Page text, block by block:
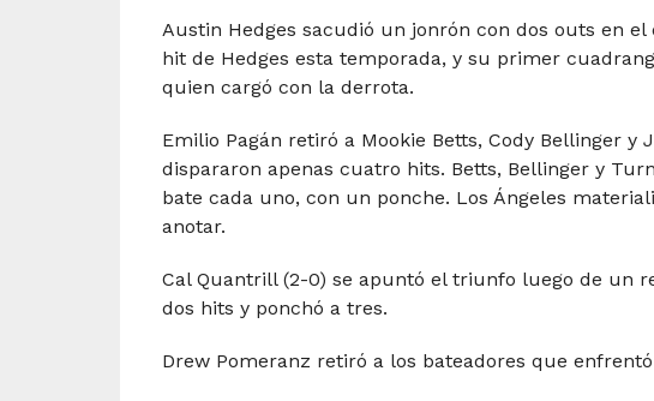
Austin Hedges sacudió un jonrón con dos outs en
hit de Hedges esta temporada, y su primer
quien cargó con la derrota.
Emilio Pagán retiró a Mookie Betts, Cody Bellinger y
dispararon apenas cuatro hits. Betts, Bellinger y
bate cada uno, con un ponche. Los Ángeles
anotar.
Cal Quantrill (2-0) se apuntó el triunfo luego de un
dos hits y ponchó a tres.
Drew Pomeranz retiró a los bateadores que